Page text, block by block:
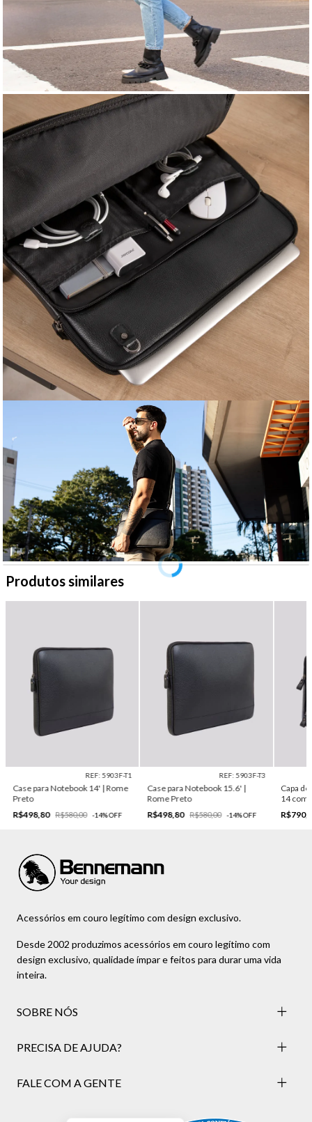
Produtos similares
REF: 5903F-T1
Case para Notebook 14' | Rome
Preto
R$498,80
R$580,00 -14%OFF
REF: 5903F-T3
Case para Notebook 15.6' |
Rome Preto
R$498,80
R$580,00 -14%OFF
Capa
14 com
Acessórios em couro legítimo com design exclusivo.
Desde 2002 produzimos acessórios em couro legítimo com
design exclusivo, qualidade ímpar e feitos para durar uma vida
inteira.
SOBRE NÓS
PRECISA DE AJUDA?
FALE COM A GENTE